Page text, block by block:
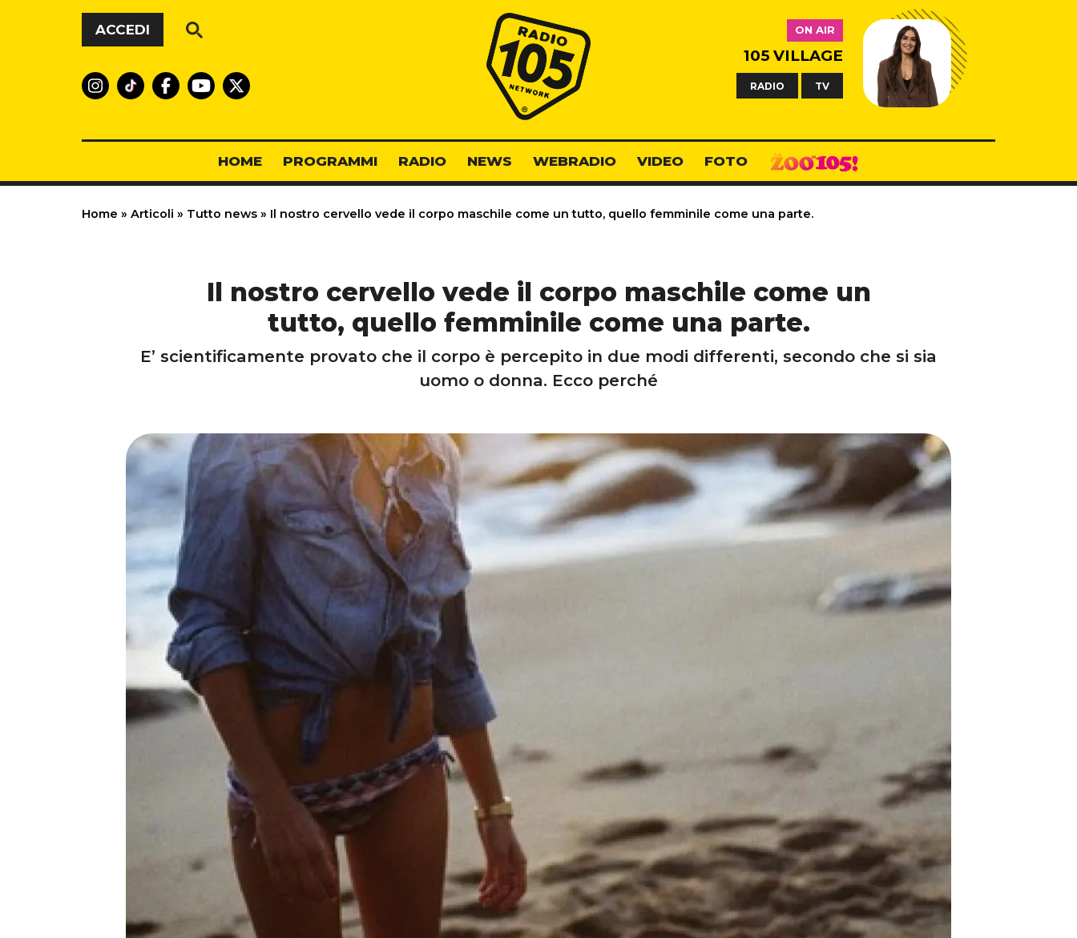
Vai al contenuto
ACCEDI
Radio 105
ON AIR
105 VILLAGE
RADIO TV
HOME PROGRAMMI RADIO NEWS WEBRADIO VIDEO FOTO
Home » Articoli » Tutto news » Il nostro cervello vede il corpo maschile come un tutto, quello femminile come una parte.
Il nostro cervello vede il corpo maschile come un
tutto, quello femminile come una parte.
E’ scientificamente provato che il corpo è percepito in due modi differenti, secondo che si sia
uomo o donna. Ecco perché